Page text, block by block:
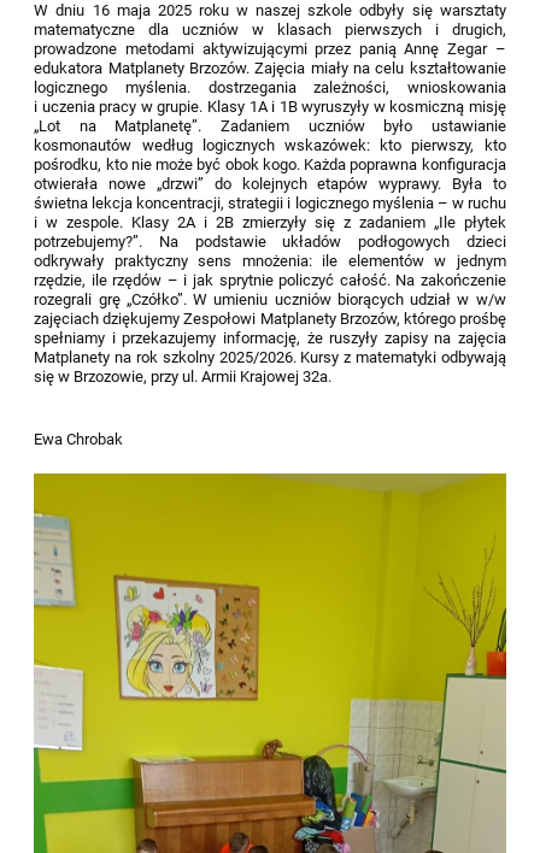
W dniu 16 maja 2025 roku w naszej szkole odbyły się warsztaty
matematyczne dla uczniów w klasach pierwszych i drugich,
prowadzone metodami aktywizującymi przez panią Annę Zegar –
edukatora Matplanety Brzozów. Zajęcia miały na celu kształtowanie
logicznego myślenia. dostrzegania zależności, wnioskowania
i uczenia pracy w grupie. Klasy 1A i 1B wyruszyły w kosmiczną misję
„Lot na Matplanetę”. Zadaniem uczniów było ustawianie
kosmonautów według logicznych wskazówek: kto pierwszy, kto
pośrodku, kto nie może być obok kogo. Każda poprawna konfiguracja
otwierała nowe „drzwi” do kolejnych etapów wyprawy. Była to
świetna lekcja koncentracji, strategii i logicznego myślenia – w ruchu
i w zespole. Klasy 2A i 2B zmierzyły się z zadaniem „Ile płytek
potrzebujemy?”. Na podstawie układów podłogowych dzieci
odkrywały praktyczny sens mnożenia: ile elementów w jednym
rzędzie, ile rzędów – i jak sprytnie policzyć całość. Na zakończenie
rozegrali grę „Czółko”. W umieniu uczniów biorących udział w w/w
zajęciach dziękujemy Zespołowi Matplanety Brzozów, którego prośbę
spełniamy i przekazujemy informację, że ruszyły zapisy na zajęcia
Matplanety na rok szkolny 2025/2026. Kursy z matematyki odbywają
się w Brzozowie, przy ul. Armii Krajowej 32a.
Ewa Chrobak